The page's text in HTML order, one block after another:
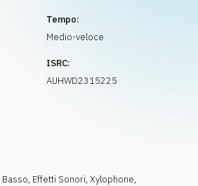
Tempo:
Medio-veloce
ISRC:
AUHWD2315225
Basso, Effetti Sonori, Xylophone,